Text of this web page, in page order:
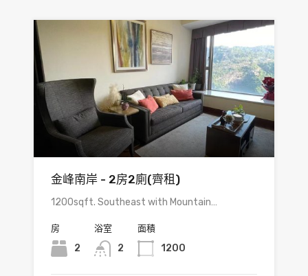
金峰南岸 - 2房2廁(齊租)
1200sqft. Southeast with Mountain…
房
2
浴室
2
面積
1200